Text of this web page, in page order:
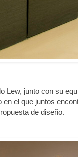
Lew, junto con su
el que juntos
de diseño.